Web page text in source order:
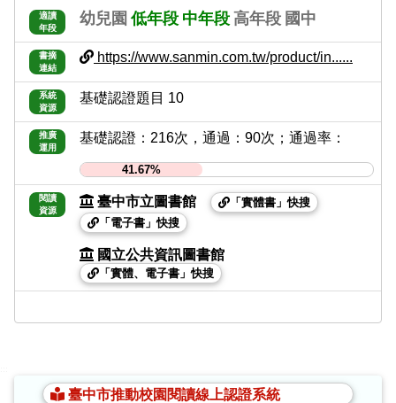
適讀
年段
幼兒園 低年段 中年段 高年段 國中
書摘
連結
https://www.sanmin.com.tw/product/in......
系統
資源
基礎認證題目 10
推廣
運用
基礎認證：216次，通過：90次；通過率：
41.67%
閱讀
資源
臺中市立圖書館
「實體書」快搜
「電子書」快搜
國立公共資訊圖書館
「實體、電子書」快搜
臺中市推動校園閱讀線上認證系統